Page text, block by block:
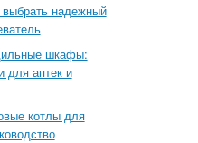
надежный
шкафы:
для аптек и
котлы для